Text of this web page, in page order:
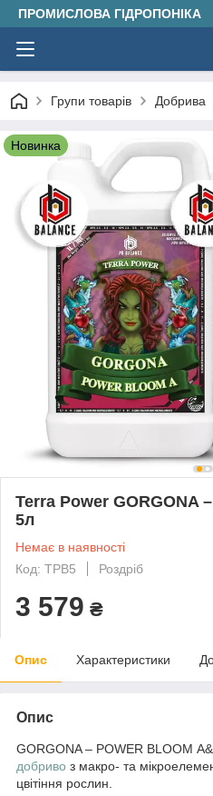
ПРОМИСЛОВА ГІДРОПОНІКА
Групи товарів Добрива
Новинка
Terra Power GORGONA
5л
Немає в наявності
Код: TPB5
Роздріб
3 579 ₴
Опис Характеристики
Опис
GORGONA – POWER BLOOM
добриво з макро- та
цвітіння рослин.